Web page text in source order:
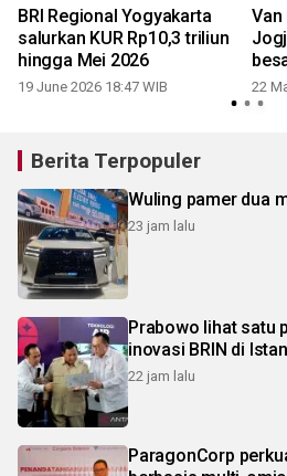
BRI Regional Yogyakarta
salurkan KUR Rp10,3 triliun
hingga Mei 2026
19 June 2026 18:47 WIB
Van
22
Berita Terpopuler
Wuling pamer dua
23 jam lalu
Prabowo lihat satu
inovasi BRIN di
22 jam lalu
ParagonCorp